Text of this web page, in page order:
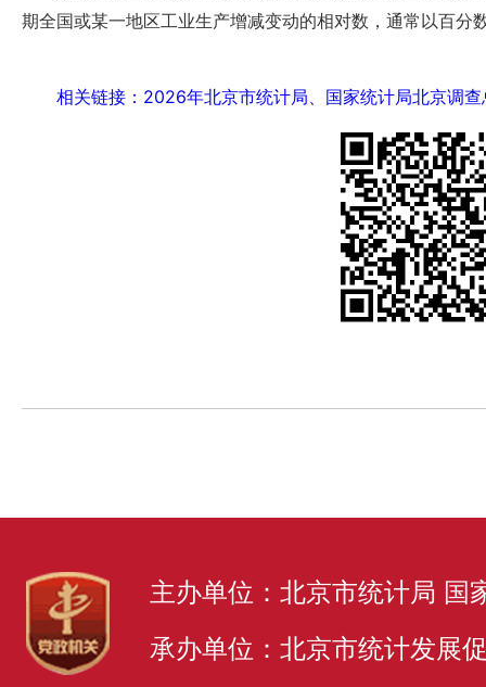
期全国或某一地区工业生产增减变动的相对数，通常以百分
相关链接：2026年北京市统计局、国家统计局北京调
主办单位：北京市统计局 国
承办单位：北京市统计发展